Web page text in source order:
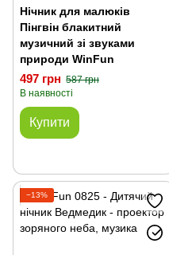
Нічник для малюків
Пінгвін блакитний
музичний зі звуками
природи WinFun
497 грн 587 грн
В наявності
Купити
−13%